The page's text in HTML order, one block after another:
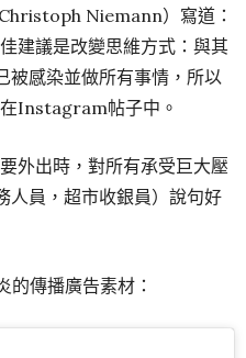
Niemann）寫道：
建議是改變思維方式：與其
被感染並做所有事情，所以
Instagram帖子中。
外出時，對所有承受巨大壓
人員，超市收銀員）說句好
的傳播廣告素材：